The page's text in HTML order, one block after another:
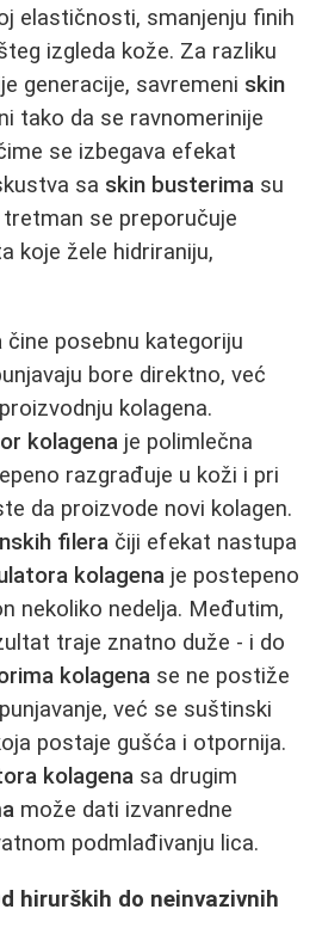
elastičnosti, smanjenju finih
izgleda kože. Za razliku
generacije, savremeni skin
tako da se ravnomerinije
se izbegava efekat
sa skin busterima su
se preporučuje
koje žele hidriraniju,
čine posebnu kategoriju
bore direktno, već
kolagena.
kolagena je polimlečna
razgrađuje u koži i pri
da proizvode novi kolagen.
filera čiji efekat nastupa
kolagena je postepeno
nekoliko nedelja. Međutim,
traje znatno duže - i do
kolagena se ne postiže
već se suštinski
postaje gušća i otpornija.
kolagena sa drugim
može dati izvanredne
podmlađivanju lica.
hirurških do neinvazivnih